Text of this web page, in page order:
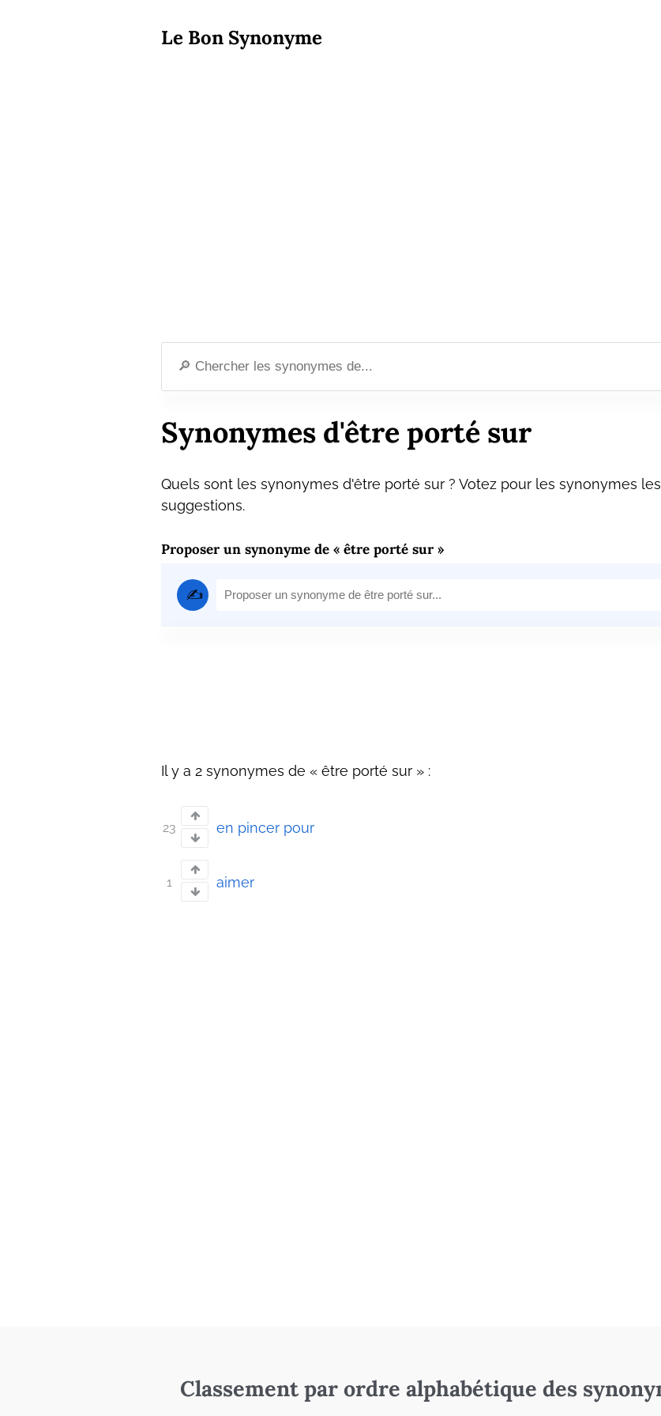
Le Bon Synonyme
Synonymes d'être porté sur
Quels sont les synonymes d'être porté sur ? Votez pour les synonymes
suggestions.
Proposer un synonyme de « être porté sur »
✍️
Il y a 2 synonymes de « être porté sur » :
23 en pincer pour
1 aimer
Classement par ordre alphabétique des